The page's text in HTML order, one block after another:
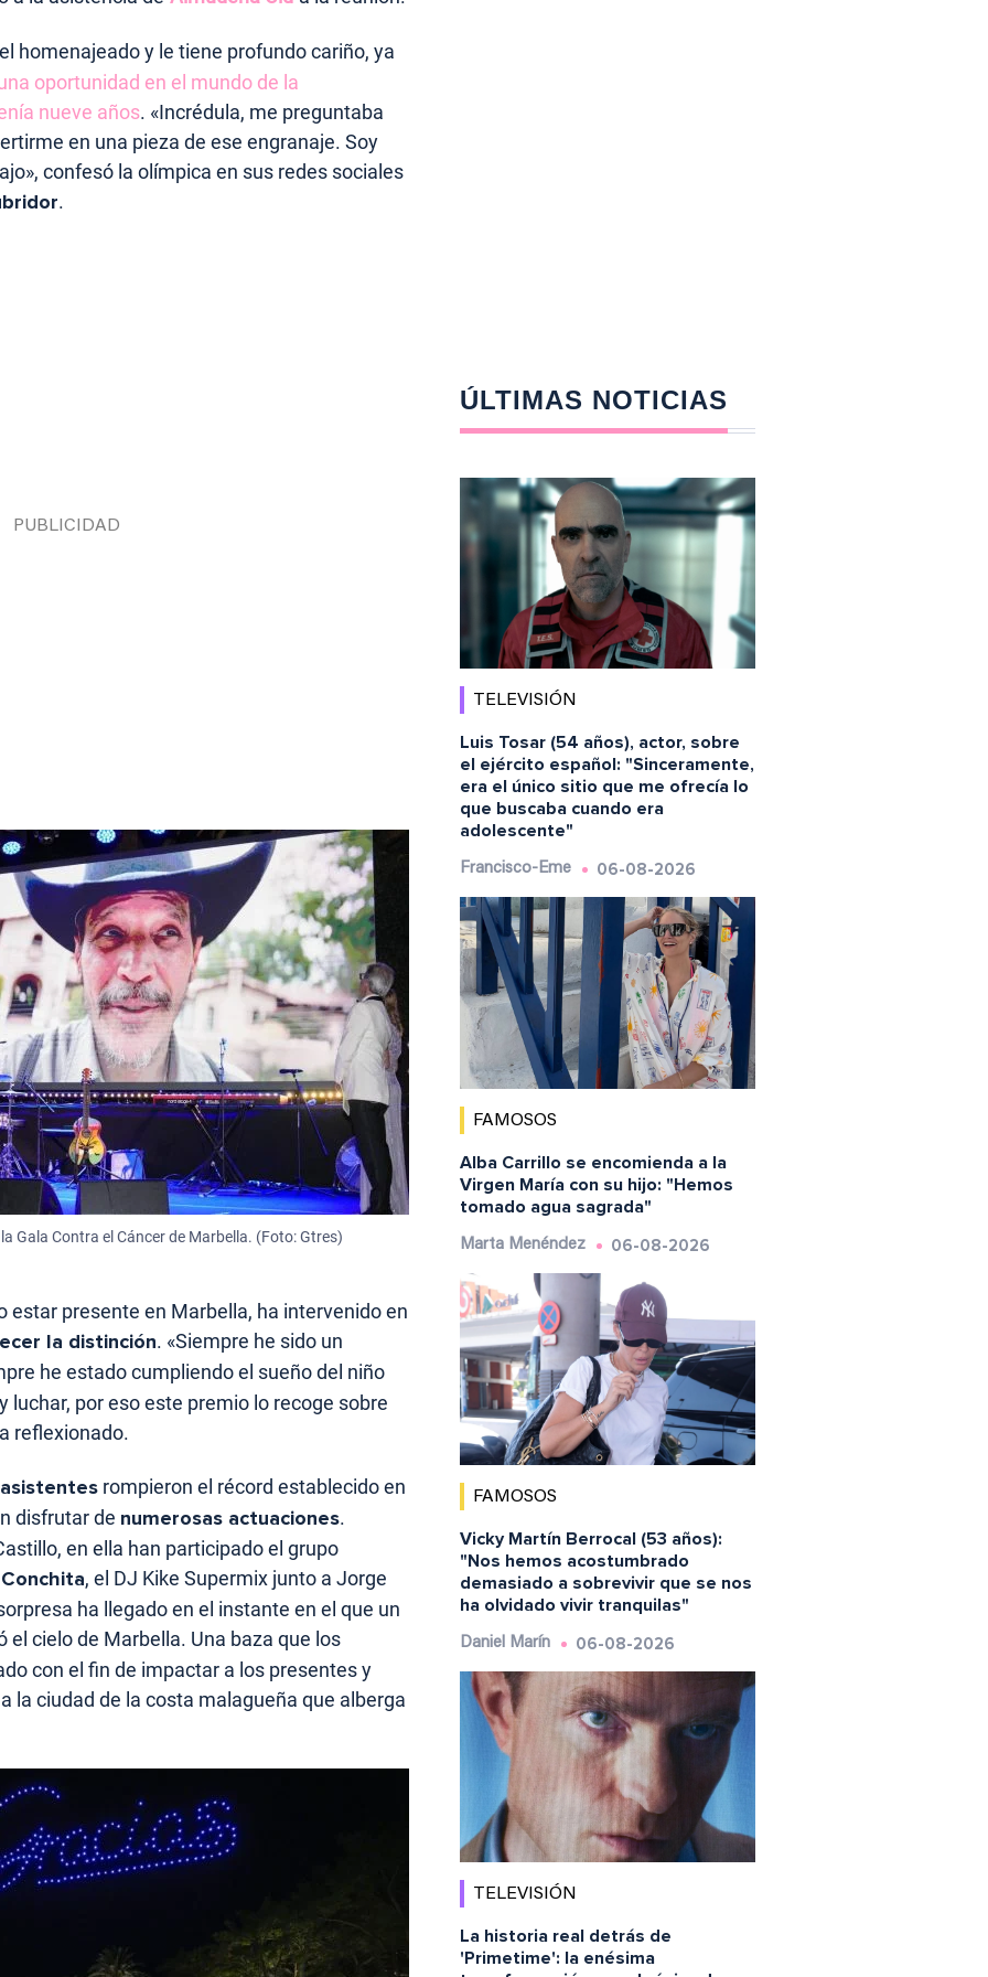
homenajeado y le tiene profundo cariño, ya
oportunidad en el mundo de la
nueve años. «Incrédula, me preguntaba
en una pieza de ese engranaje. Soy
confesó la olímpica en sus redes sociales
.
Gala Contra el Cáncer de Marbella. (Foto: Gtres)
estar presente en Marbella, ha intervenido en
la distinción. «Siempre he sido un
he estado cumpliendo el sueño del niño
luchar, por eso este premio lo recoge sobre
reflexionado.
rompieron el récord establecido en
disfrutar de numerosas actuaciones.
en ella han participado el grupo
Conchita, el DJ Kike Supermix junto a Jorge
ha llegado en el instante en el que un
el cielo de Marbella. Una baza que los
con el fin de impactar a los presentes y
la ciudad de la costa malagueña que alberga
ÚLTIMAS NOTICIAS
TELEVISIÓN
Luis Tosar (54 años), actor, sobre
el ejército español: "Sinceramente,
era el único sitio que me ofrecía lo
que buscaba cuando era
adolescente"
Francisco-Eme 06-08-2026
FAMOSOS
Alba Carrillo se encomienda a la
Virgen María con su hijo: "Hemos
tomado agua sagrada"
Marta Menéndez 06-08-2026
FAMOSOS
Vicky Martín Berrocal (53 años):
"Nos hemos acostumbrado
demasiado a sobrevivir que se nos
ha olvidado vivir tranquilas"
Daniel Marín 06-08-2026
TELEVISIÓN
La historia real detrás de
'Primetime': la enésima